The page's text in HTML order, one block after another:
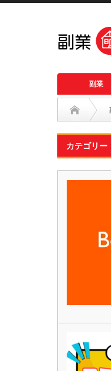
副業
カテゴリー